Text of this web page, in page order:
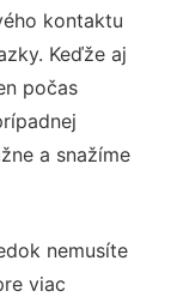
kontaktu
Keďže aj
počas
a snažíme
nemusíte
viac